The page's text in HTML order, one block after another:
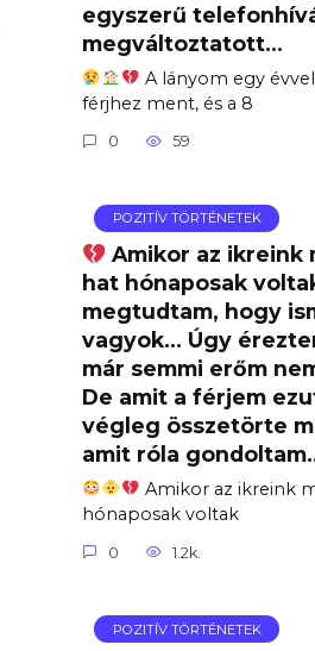
egyszerű
megváltoztatott…
A lányom egy
férjhez ment, és a 8
0 59
POZITÍV TÖRTÉNETEK
Amikor az ikreink
hat hónaposak
megtudtam, hogy
vagyok… Úgy
már semmi erőm
De amit a férjem
végleg összetörte
amit róla
Amikor az ikreink
hónaposak voltak
0 1.2k.
POZITÍV TÖRTÉNETEK